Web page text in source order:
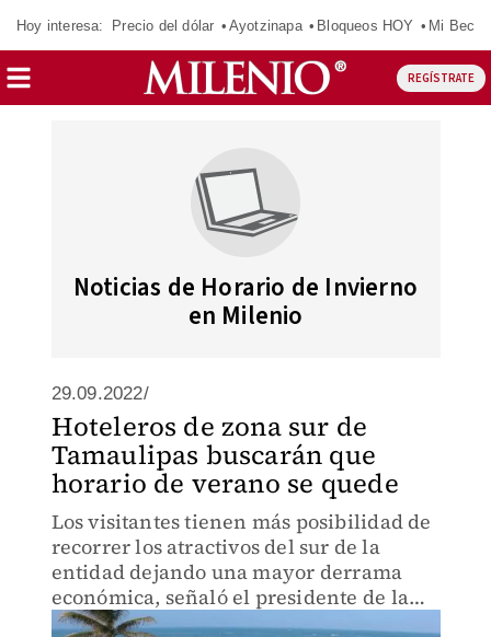
Hoy interesa: Precio del dólar Ayotzinapa Bloqueos HOY Mi Beca
REGÍSTRATE
Noticias de Horario de Invierno
en Milenio
29.09.2022/
Hoteleros de zona sur de
Tamaulipas buscarán que
horario de verano se quede
Los visitantes tienen más posibilidad de
recorrer los atractivos del sur de la
entidad dejando una mayor derrama
económica, señaló el presidente de la
asociación.